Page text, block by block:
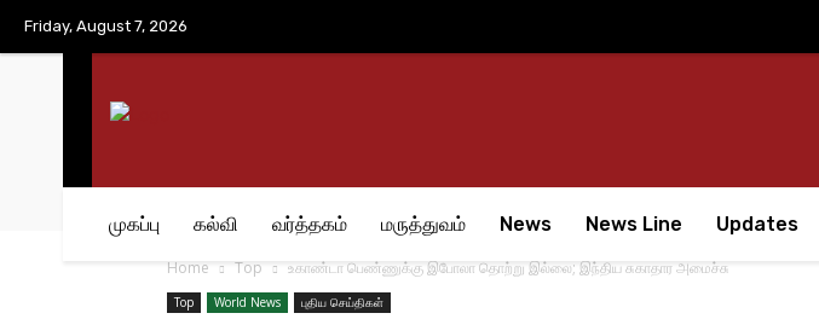
Friday, August 7, 2026
முகப்பு கல்வி வர்த்தகம் மருத்துவம் News News Line Updates
Home Top உகாண்டா பெண்ணுக்கு இபோலா தொற்று இல்லை; இந்திய சுகாதார அமைச்சு
Top World News புதிய செய்திகள்